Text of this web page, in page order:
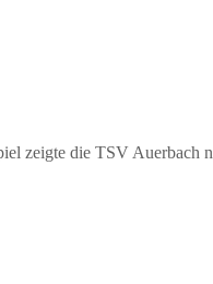
zeigte die TSV Auerbach